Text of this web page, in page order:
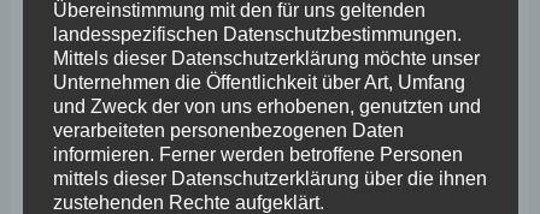
Fraktionsvorsitzender Dr. Joachim Streit ergänzte:
„Nach 70 Jahren mit einem Mann an der Spitze ist es an
der Zeit, dass auch mal eine Frau das höchste Amt im
Staat bekleidet.“
Übereinstimmung mit den für uns geltenden
landesspezifischen Datenschutzbestimmungen.
Mittels dieser Datenschutzerklärung möchte unser
Unternehmen die Öffentlichkeit über Art, Umfang
und Zweck der von uns erhobenen, genutzten und
verarbeiteten personenbezogenen Daten
informieren. Ferner werden betroffene Personen
mittels dieser Datenschutzerklärung über die ihnen
zustehenden Rechte aufgeklärt.